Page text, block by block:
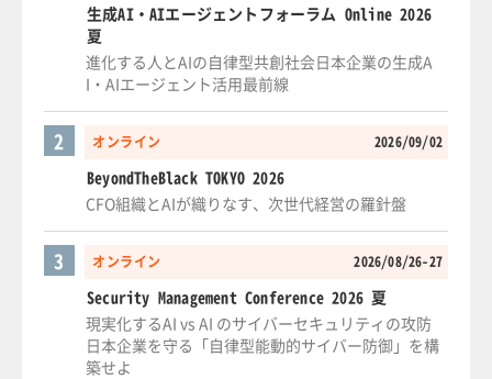
生成AI・AIエージェントフォーラム Online 2026
夏
進化する人とAIの自律型共創社会日本企業の生成A
I・AIエージェント活用最前線
オンライン 2026/09/02
2
BeyondTheBlack TOKYO 2026
CFO組織とAIが織りなす、次世代経営の羅針盤
オンライン 2026/08/26-27
3
Security Management Conference 2026 夏
現実化するAI vs AI のサイバーセキュリティの攻防
日本企業を守る「自律型能動的サイバー防御」を構
築せよ